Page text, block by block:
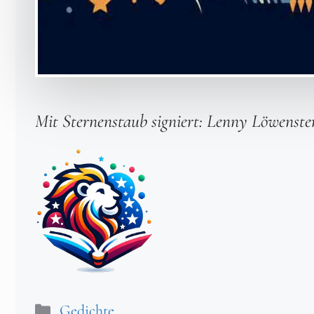
Mit Sternenstaub signiert: Lenny
Kategorien